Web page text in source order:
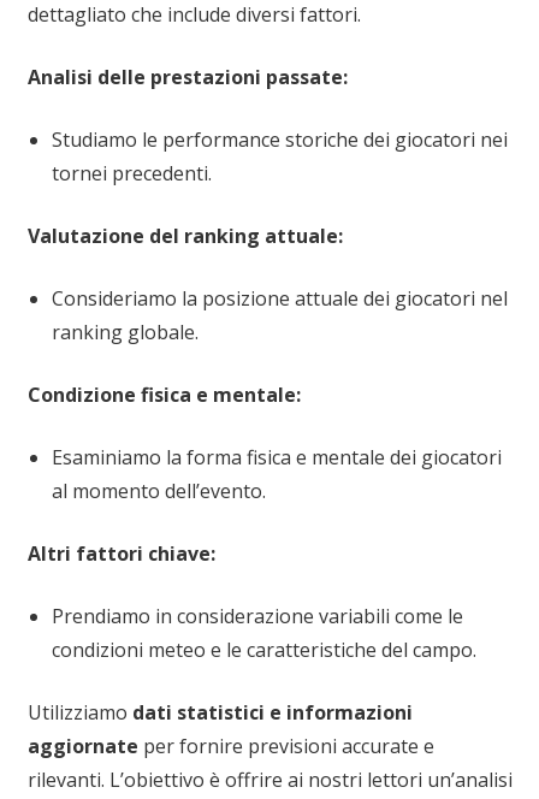
dettagliato che include diversi fattori.
Analisi delle prestazioni passate:
Studiamo le performance storiche dei giocatori nei
tornei precedenti.
Valutazione del ranking attuale:
Consideriamo la posizione attuale dei giocatori nel
ranking globale.
Condizione fisica e mentale:
Esaminiamo la forma fisica e mentale dei giocatori
al momento dell’evento.
Altri fattori chiave:
Prendiamo in considerazione variabili come le
condizioni meteo e le caratteristiche del campo.
Utilizziamo dati statistici e informazioni
aggiornate per fornire previsioni accurate e
rilevanti. L’obiettivo è offrire ai nostri lettori un’analisi